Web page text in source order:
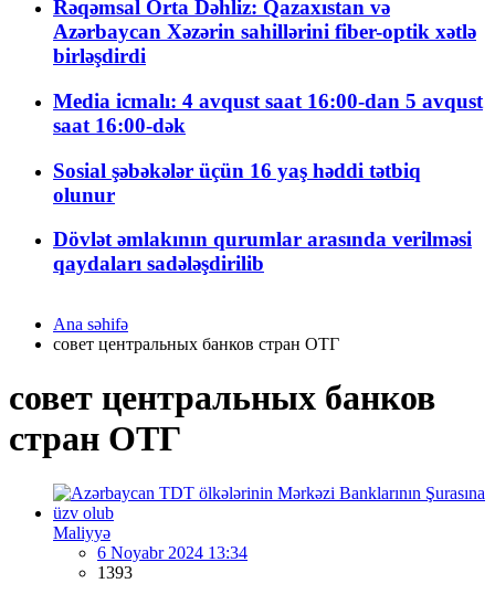
Rəqəmsal Orta Dəhliz: Qazaxıstan və
Azərbaycan Xəzərin sahillərini fiber-optik xətlə
birləşdirdi
Media icmalı: 4 avqust saat 16:00-dan 5 avqust
saat 16:00-dək
Sosial şəbəkələr üçün 16 yaş həddi tətbiq
olunur
Dövlət əmlakının qurumlar arasında verilməsi
qaydaları sadələşdirilib
Ana səhifə
совет центральных банков стран ОТГ
совет центральных банков
стран ОТГ
Maliyyə
6 Noyabr 2024 13:34
1393